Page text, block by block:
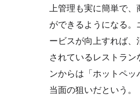
上管理も実に簡単で、
ができるようになる
ービスが向上すれば
されているレストラ
ンからは「ホットペ
当面の狙いだという。